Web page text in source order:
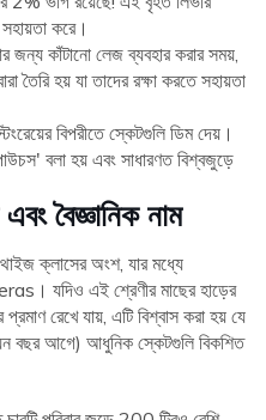
করে।
জন্য কাঁটানো লেজ ব্যবহার করার সময়,
তৈরি হয় যা তাদের রক্ষা করতে সহায়তা
বিপরীতে স্কেটগুলি ডিম দেয়।
বলা হয় এবং সাধারণত বিশ্বজুড়ে
বৈজ্ঞানিক নাম
ক্লাসের অংশ, যার মধ্যে
যদিও এই শ্রেণীর মাছের হাড়ের
রেখে যায়, এটি বিশ্বাস করা হয় যে
বছর আগে) আধুনিক স্কেটগুলি বিকশিত